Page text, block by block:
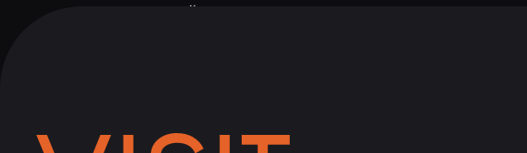
ыңғайлы
Nauryz